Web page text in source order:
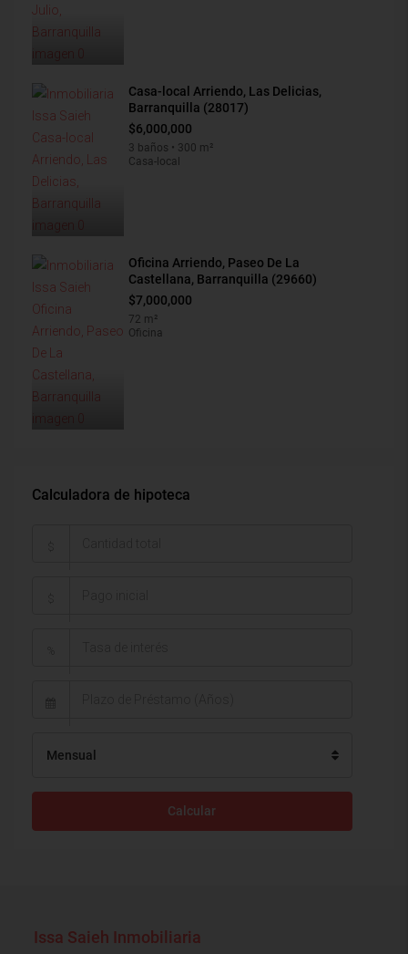
Casa-local Arriendo, Las Delicias,
Barranquilla (28017)
$6,000,000
3 baños • 300 m²
Casa-local
Oficina Arriendo, Paseo De La
Castellana, Barranquilla (29660)
$7,000,000
72 m²
Oficina
Calculadora de hipoteca
Mensual
Calcular
Issa Saieh Inmobiliaria